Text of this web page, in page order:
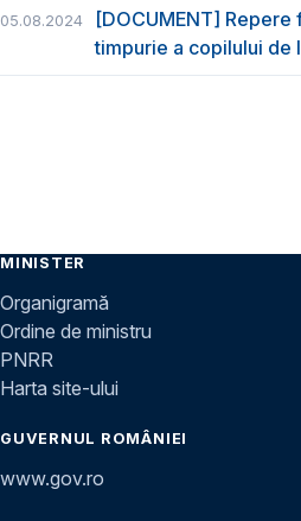
05.08.2024
[DOCUMENT]
timpurie a copilului de
MINISTER
Organigramă
Ordine de ministru
PNRR
Harta site-ului
GUVERNUL ROMÂNIEI
www.gov.ro